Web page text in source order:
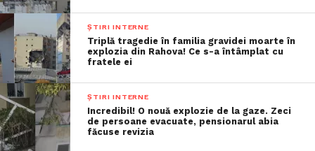
ȘTIRI INTERNE
Triplă tragedie în familia gravidei moarte în
explozia din Rahova! Ce s-a întâmplat cu
fratele ei
ȘTIRI INTERNE
Incredibil! O nouă explozie de la gaze. Zeci
de persoane evacuate, pensionarul abia
făcuse revizia